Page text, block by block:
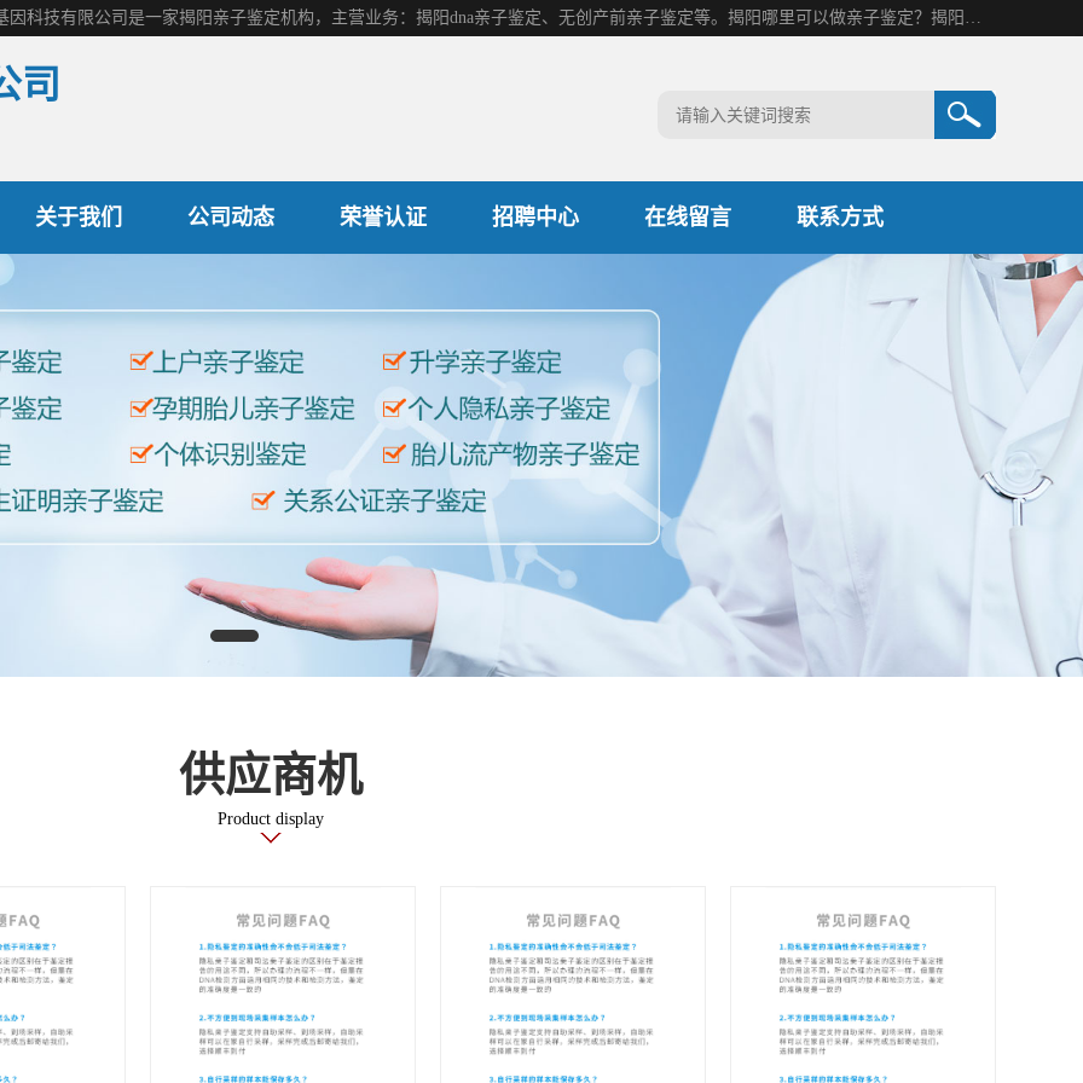
揭阳市康阳基因科技有限公司是一家揭阳亲子鉴定机构，主营业务：揭阳dna亲子鉴定、无创产前亲子鉴定等。揭阳哪里可以做亲子鉴定？揭阳亲子鉴定中心在哪里？地址：广东省 揭阳市榕城区东山街道 岐山大道创鸿万业广场南楼十楼。
司
关于我们 公司动态 荣誉认证 招聘中心 在线留言 联系方式
供应商机
Product display
产前胎儿鉴定
司法亲子鉴定
隐私亲子鉴定